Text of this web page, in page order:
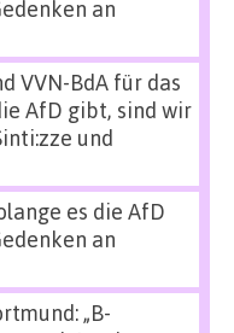
an
VVN-BdA für das
AfD gibt, sind wir
und
es die AfD
an
„B-